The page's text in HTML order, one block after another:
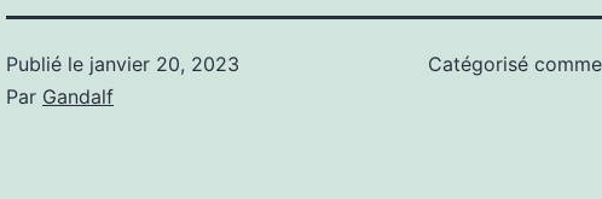
Publié le janvier 20, 2023
Par Gandalf
Catégorisé comme